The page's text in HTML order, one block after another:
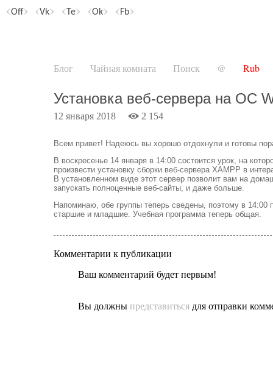
Off Vk Te Ok Fb
Блог Чайная комната Поиск @ Rub
Установка веб-сервера на ОС
12 января 2018 2 154
Всем привет! Надеюсь вы хорошо отдохнули и готовы
В воскресенье 14 января в 14:00 состоится урок, на
произвести установку сборки веб-сервера XAMPP в
В установленном виде этот сервер позволит вам на
запускать полноценные веб-сайты, и даже больше.
Напоминаю, обе группы теперь сведены, поэтому в 14:00
старшие и младшие. Учебная программа теперь общая.
Комментарии к публикации
Ваш комментарий будет первым!
Вы должны представиться для отправки